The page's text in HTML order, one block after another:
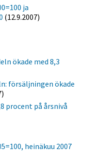
ja
(12.9.2007)
ökade med 8,3
försäljningen ökade
procent på årsnivå
heinäkuu 2007